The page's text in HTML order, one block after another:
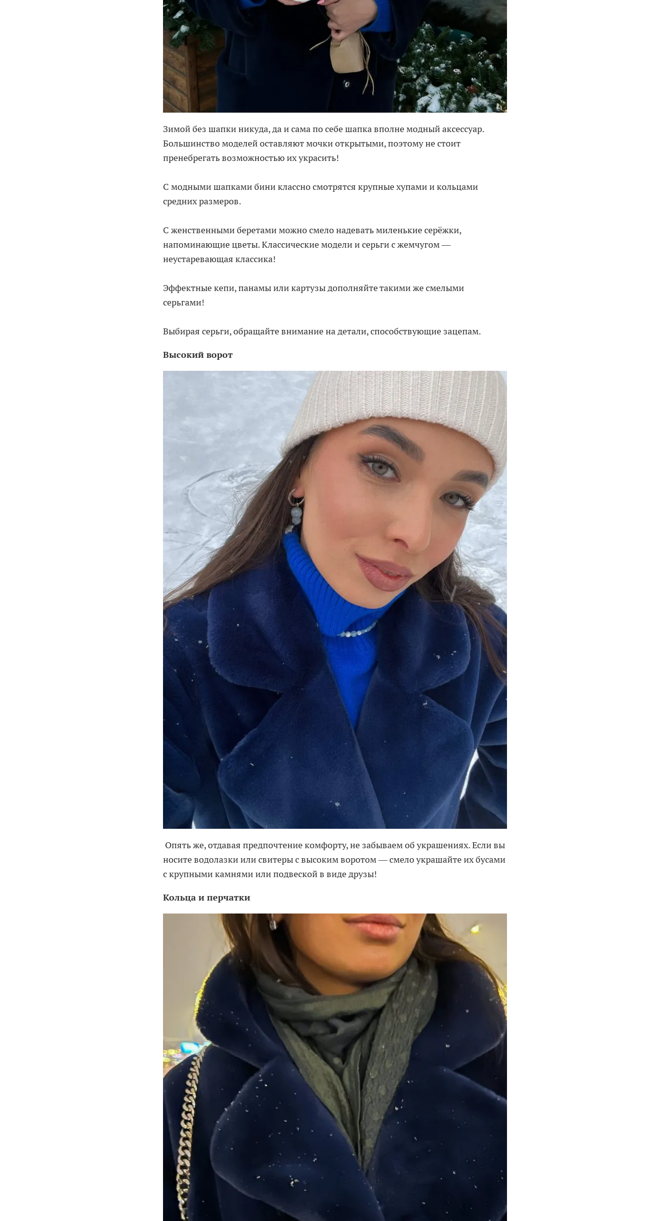
Зимой без шапки никуда, да и сама по себе шапка вполне модный аксессуар.
Большинство моделей оставляют мочки открытыми, поэтому не стоит
пренебрегать возможностью их украсить!
С модными шапками бини классно смотрятся крупные хупами и кольцами
средних размеров.
С женственными беретами можно смело надевать миленькие серёжки,
напоминающие цветы. Классические модели и серьги с жемчугом —
неустаревающая классика!
Эффектные кепи, панамы или картузы дополняйте такими же смелыми
серьгами!
Выбирая серьги, обращайте внимание на детали, способствующие зацепам.
Высокий ворот
Опять же, отдавая предпочтение комфорту, не забываем об украшениях. Если вы
носите водолазки или свитеры с высоким воротом — смело украшайте их бусами
с крупными камнями или подвеской в виде друзы!
Кольца и перчатки